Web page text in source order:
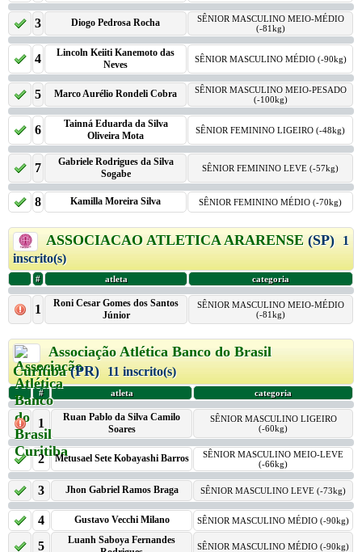
3 Diogo Pedrosa Rocha
SÊNIOR MASCULINO MEIO-MÉDIO
(-81kg)
4
Lincoln Keiiti Kanemoto das
Neves
SÊNIOR MASCULINO MÉDIO (-90kg)
5 Marco Aurélio Rondeli Cobra
SÊNIOR MASCULINO MEIO-PESADO
(-100kg)
6
Tainná Eduarda da Silva
Oliveira Mota
SÊNIOR FEMININO LIGEIRO (-48kg)
7
Gabriele Rodrigues da Silva
Sogabe
SÊNIOR FEMININO LEVE (-57kg)
8 Kamilla Moreira Silva SÊNIOR FEMININO MÉDIO (-70kg)
ASSOCIACAO ATLETICA ARARENSE (SP)
1
inscrito(s)
# atleta categoria
1
Roni Cesar Gomes dos Santos
Júnior
SÊNIOR MASCULINO MEIO-MÉDIO
(-81kg)
Associação Atlética Banco do Brasil
Curitiba (PR) 11 inscrito(s)
# atleta categoria
1
Ruan Pablo da Silva Camilo
Soares
SÊNIOR MASCULINO LIGEIRO
(-60kg)
2 Metusael Sete Kobayashi Barros
SÊNIOR MASCULINO MEIO-LEVE
(-66kg)
3 Jhon Gabriel Ramos Braga SÊNIOR MASCULINO LEVE (-73kg)
4 Gustavo Vecchi Milano SÊNIOR MASCULINO MÉDIO (-90kg)
5
Luanh Saboya Fernandes
SÊNIOR MASCULINO MÉDIO (-90kg)